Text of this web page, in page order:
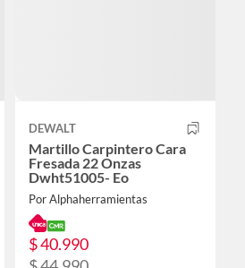
DEWALT
Martillo Carpintero Cara
Fresada 22 Onzas
Dwht51005- Eo
Por Alphaherramientas
$ 40.990